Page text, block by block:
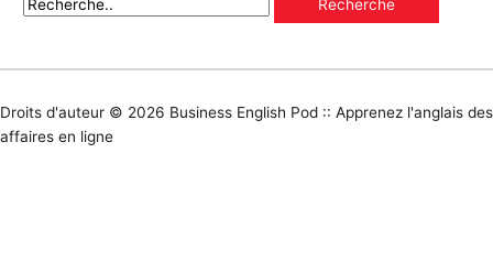
Droits d'auteur © 2026 Business English Pod :: Apprenez l'anglais des
affaires en ligne